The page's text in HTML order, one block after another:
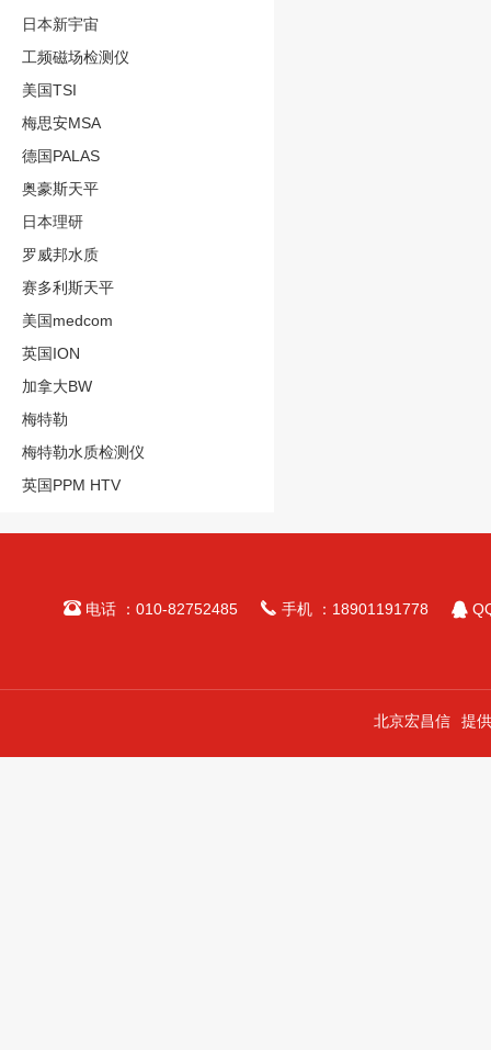
日本新宇宙
工频磁场检测仪
美国TSI
梅思安MSA
德国PALAS
奥豪斯天平
日本理研
罗威邦水质
赛多利斯天平
美国medcom
英国ION
加拿大BW
梅特勒
梅特勒水质检测仪
英国PPM HTV
电话 ：010-82752485  手机 ：18901191778 
北京宏昌信 提